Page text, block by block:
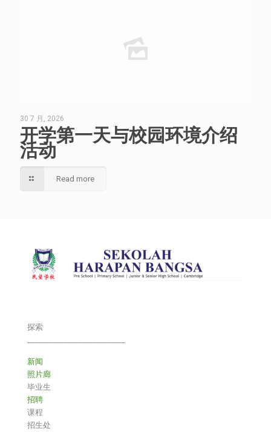
30 7 月, 2026
开学第一天与校园环境介绍
活动
Read more
探索
新闻
照片廊
毕业生
招聘
课程
招生处